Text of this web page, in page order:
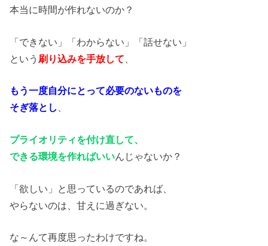
本当に時間が作れないのか？
「できない」「わからない」「話せない」
という 刷り込みを手放して
もう一度自分にとって必要のないものを
そぎ落とし
プライオリティを付け直して、
できる環境を作ればいいんじゃないか？
「欲しい」と思っているのであれば、
やらないのは、甘えに過ぎない。
な～んて再度思ったわけですね。